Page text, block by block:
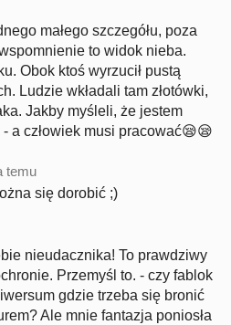
małego szczegółu, poza
to widok nieba.
Obok ktoś wyrzucił pustą
Ludzie wkładali tam złotówki,
Jakby myśleli, że jestem
a człowiek musi pracować😪😪
temu
się dorobić ;)
nieudacznika! To prawdziwy
Przemyśl to. - czy fablok
gdzie trzeba się bronić
Ale mnie fantazja poniosła